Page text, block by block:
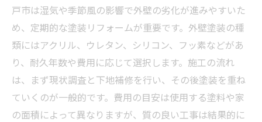
戸市は湿気や季節風の影響で外壁の劣化が進みやすいた
め、定期的な塗装リフォームが重要です。外壁塗装の種
類にはアクリル、ウレタン、シリコン、フッ素などがあ
り、耐久年数や費用に応じて選択します。施工の流れ
は、まず現状調査と下地補修を行い、その後塗装を重ね
ていくのが一般的です。費用の目安は使用する塗料や家
の面積によって異なりますが、質の良い工事は結果的に